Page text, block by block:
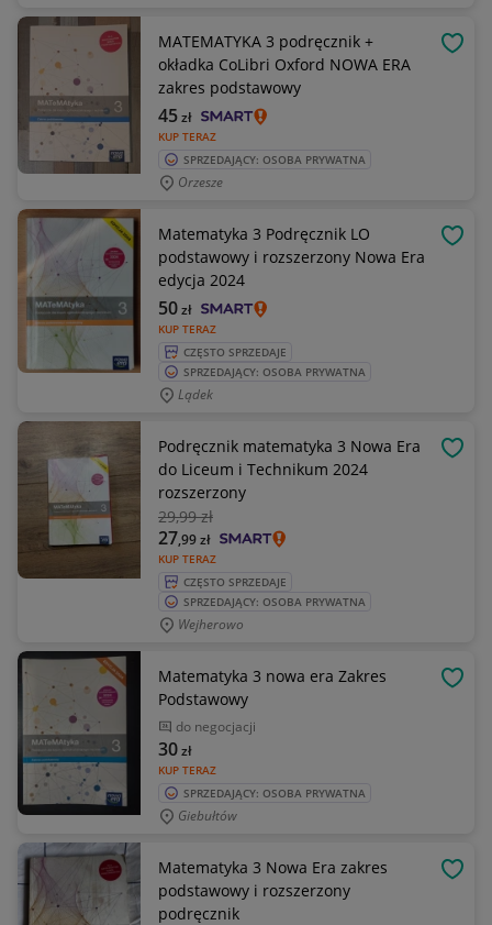
MATEMATYKA 3 podręcznik +
okładka CoLibri Oxford NOWA ERA
zakres podstawowy
KUP TERAZ
45zł
SPRZEDAJĄCY: OSOBA PRYWATNA
Orzesze
Matematyka 3 Podręcznik LO
podstawowy i rozszerzony Nowa Era
edycja 2024
KUP TERAZ
50zł
CZĘSTO SPRZEDAJE
SPRZEDAJĄCY: OSOBA PRYWATNA
Lądek
Podręcznik matematyka 3 Nowa Era
do Liceum i Technikum 2024
rozszerzony
29,99 zł
KUP TERAZ
27,99zł
CZĘSTO SPRZEDAJE
SPRZEDAJĄCY: OSOBA PRYWATNA
Wejherowo
Matematyka 3 nowa era Zakres
Podstawowy
do negocjacji
KUP TERAZ
30zł
SPRZEDAJĄCY: OSOBA PRYWATNA
Giebułtów
Matematyka 3 Nowa Era zakres
podstawowy i rozszerzony
podręcznik